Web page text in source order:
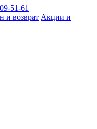
51-61
и возврат Акции и